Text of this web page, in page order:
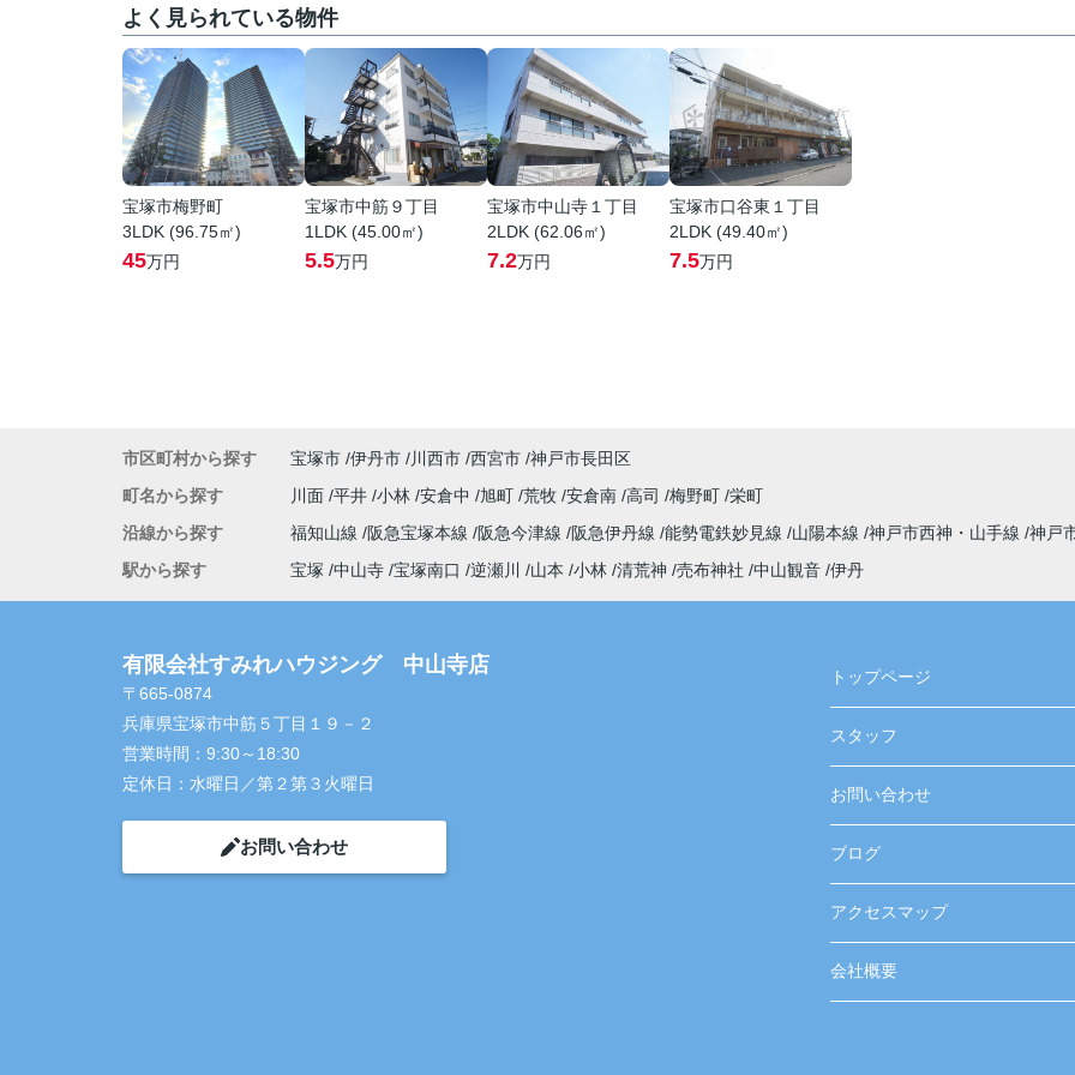
よく見られている物件
宝塚市梅野町
3LDK (96.75㎡)
45万円
宝塚市中筋９丁目
1LDK (45.00㎡)
5.5万円
宝塚市中山寺１丁目
2LDK (62.06㎡)
7.2万円
宝塚市口谷東１丁目
2LDK (49.40㎡)
7.5万円
市区町村から探す 宝塚市 伊丹市 川西市 西宮市 神戸市長田区
町名から探す
川面 平井 小林 安倉中 旭町 荒牧 安倉南 高司 梅野町 栄町
沿線から探す
福知山線 阪急宝塚本線 阪急今津線 阪急伊丹線 能勢電鉄妙見線 山陽本線 神戸市西神・山手線 神戸
駅から探す
宝塚 中山寺 宝塚南口 逆瀬川 山本 小林 清荒神 売布神社 中山観音 伊丹
有限会社すみれハウジング 中山寺店
〒665-0874
兵庫県宝塚市中筋５丁目１９－２
営業時間： 9:30～18:30
定休日： 水曜日／第２第３火曜日
お問い合わせ
トップページ
スタッフ
お問い合わせ
ブログ
アクセスマップ
会社概要